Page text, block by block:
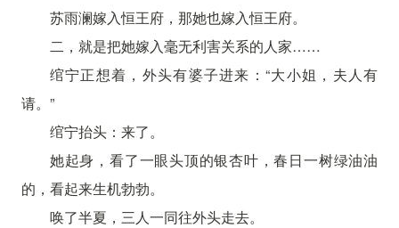
苏雨澜嫁入恒王府，那她也嫁入恒王府。
二，就是把她嫁入毫无利害关系的人家……
绾宁正想着，外头有婆子进来：“大小姐，夫人有
请。”
绾宁抬头：来了。
她起身，看了一眼头顶的银杏叶，春日一树绿油油
的，看起来生机勃勃。
唤了半夏，三人一同往外头走去。